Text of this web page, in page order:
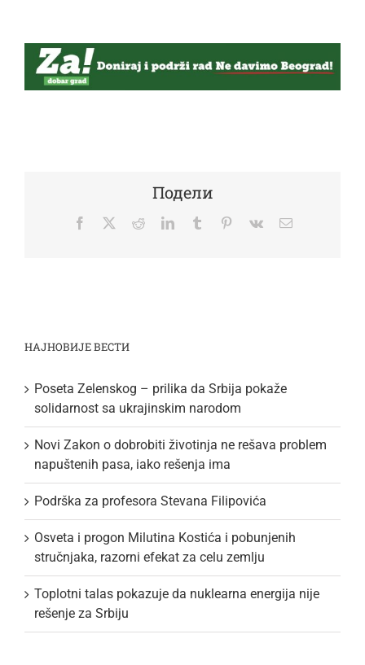
Подели
Facebook
TwitterRedditLinkedInTumblr Pinterest
Vk Email
НАЈНОВИЈЕ ВЕСТИ
Poseta Zelenskog – prilika da Srbija pokaže
solidarnost sa ukrajinskim narodom
Novi Zakon o dobrobiti životinja ne rešava problem
napuštenih pasa, iako rešenja ima
Podrška za profesora Stevana Filipovića
Osveta i progon Milutina Kostića i pobunjenih
stručnjaka, razorni efekat za celu zemlju
Toplotni talas pokazuje da nuklearna energija nije
rešenje za Srbiju